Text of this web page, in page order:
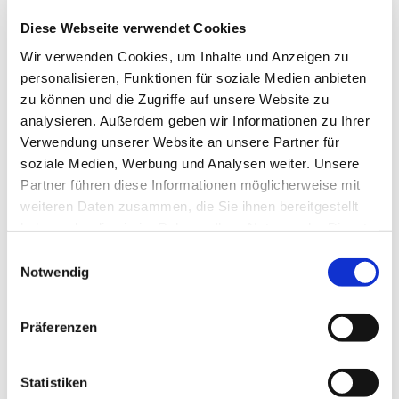
Diese Webseite verwendet Cookies
Wir verwenden Cookies, um Inhalte und Anzeigen zu
personalisieren, Funktionen für soziale Medien anbieten
zu können und die Zugriffe auf unsere Website zu
analysieren. Außerdem geben wir Informationen zu Ihrer
Verwendung unserer Website an unsere Partner für
soziale Medien, Werbung und Analysen weiter. Unsere
Partner führen diese Informationen möglicherweise mit
weiteren Daten zusammen, die Sie ihnen bereitgestellt
Notwendig
Präferenzen
Statistiken
Auswertung der Systemsicherheit und -stabilität sowie
zu weiteren administrativen Zwecken im Rahmen der
Vertragserfüllung oder zur Erfüllung gesetzlicher oder
aufsichtsbehördlicher Anforderungen an uns.
Die Verarbeitung beruht auf Art. 6 I lit. a DSGVO, wenn Sie
uns Ihre Einwilligung zu der Verarbeitung der sie
betreffenden personenbezogenen Daten für einen oder
Die Verarbeitung beruht auf Art. 6 I lit. b DSGVO, wenn die
Vertragspartei die betroffene Person ist, erforderlich wird.
Dies gilt auch bei vorvertraglichen Maßnahmen, die auf